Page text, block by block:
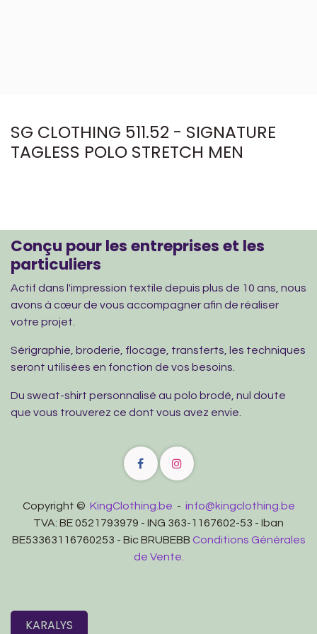
SG CLOTHING 511.52 - SIGNATURE
TAGLESS POLO STRETCH MEN
Conçu pour les entreprises et les
particuliers
Actif dans l'impression textile depuis plus de 10 ans, nous
avons à cœur de vous accompagner afin de réaliser
votre projet.
Sérigraphie, broderie, flocage, transferts, les techniques
seront utilisées en fonction de vos besoins.
Du sweat-shirt personnalisé au polo brodé, nul doute
que vous trouverez ce dont vous avez envie.
Copyright © KingClothing.be - info@kingclothing.be
TVA: BE 0521793979 - ING 363-1167602-53 - Iban
BE53363116760253 - Bic BRUBEBB Conditions Générales
de Vente.
KARALYS